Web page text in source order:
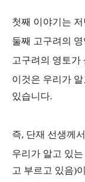
첫째 이야기는
둘째 고구려의
고구려의 영토가
이것은 우리가
있습니다.
즉, 단재 선생께
우리가 알고 있
고 부르고 있음)이